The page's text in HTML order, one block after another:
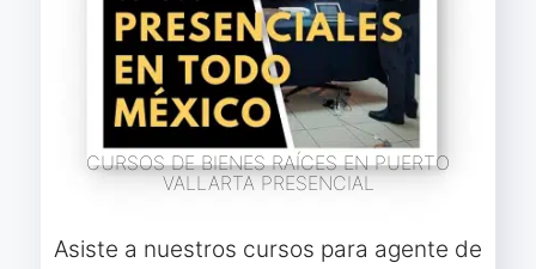
CURSOS DE BIENES RAÍCES EN PUERTO
VALLARTA PRESENCIAL
Asiste a nuestros cursos para agente de